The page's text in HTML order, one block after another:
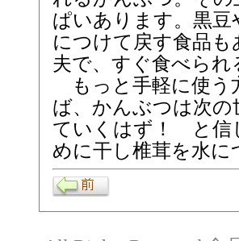
ぱいあります。黒
につけて戻す食品
夫で、すぐ食べら
もっと手軽に使う
ば、かんぶつは次
ていくはず！ と信
めに干し椎茸を水に